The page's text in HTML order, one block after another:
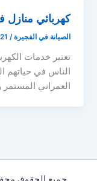
كهربائي منازل
الصيانة في الفجيرة/ 21 ديسمبر، 2025
تعتبر خدمات
الناس في حياتهم
العمراني المستمر